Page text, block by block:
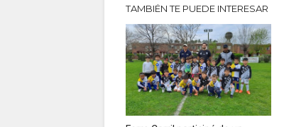
TAMBIÉN TE PUEDE INTERESAR